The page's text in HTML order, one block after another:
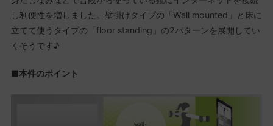
し利便性を増しました。壁掛けタイプの「Wall mounted」と床に
立てて使うタイプの「floor standing」の2パターンを展開してい
くそうです♪
■本件のポイント